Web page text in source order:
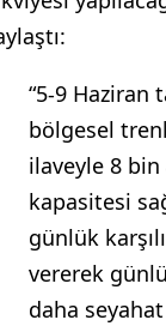
“5-9 Haziran
bölgesel
ilaveyle 8
kapasitesi
günlük
vererek
daha